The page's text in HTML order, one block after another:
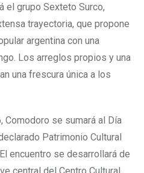
el grupo Sexteto Surco,
trayectoria, que propone
argentina con una
Los arreglos propios y una
una frescura única a los
Comodoro se sumará al Día
Patrimonio Cultural
encuentro se desarrollará de
central del Centro Cultural.